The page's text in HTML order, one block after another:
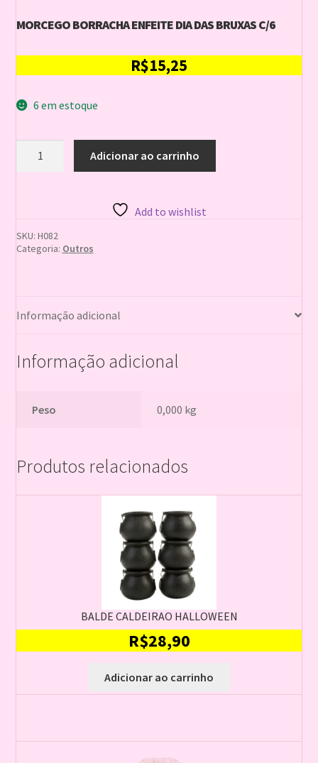
MORCEGO BORRACHA ENFEITE DIA DAS BRUXAS C/6
R$15,25
6 em estoque
BORRACHA
C/6
quantidade
Adicionar ao carrinho
Add to wishlist
SKU: H082
Categoria: Outros
Informação adicional
Informação adicional
Peso 0,000 kg
Produtos relacionados
BALDE CALDEIRAO HALLOWEEN
R$28,90
Adicionar ao carrinho